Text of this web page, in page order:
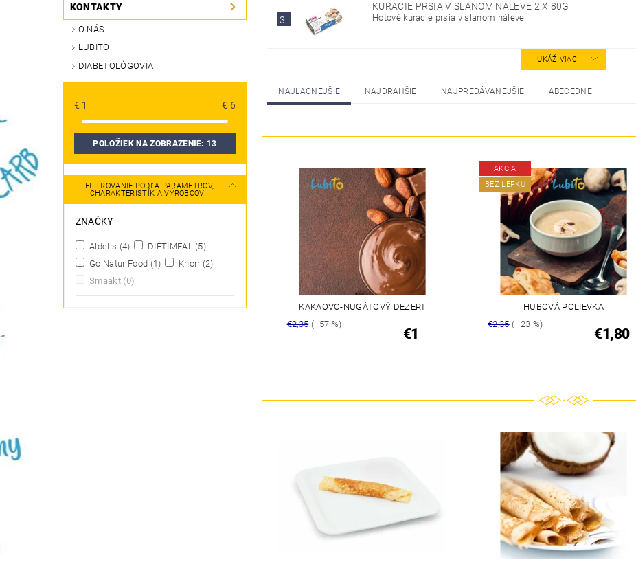
KONTAKTY
O NÁS
LUBITO
DIABETOLÓGOVIA
€ 1 € 6
POLOŽIEK NA ZOBRAZENIE: 13
FILTROVANIE PODĽA PARAMETROV,
CHARAKTERISTÍK A VÝROBCOV
ZNAČKY
Aldelis (4) DIETIMEAL (5)
Go Natur Food (1) Knorr (2)
Smaakt (0)
3.
KURACIE PRSIA V SLANOM NÁLEVE 2 X 80G
Hotové kuracie prsia v slanom náleve
UKÁŽ VIAC
NAJLACNEJŠIE NAJDRAHŠIE NAJPREDÁVANEJŠIE ABECEDNE
KAKAOVO-NUGÁTOVÝ DEZERT
€2,35(–57 %)
€1
AKCIA
BEZ LEPKU
HUBOVÁ POLIEVKA
€2,35(–23 %)
€1,80